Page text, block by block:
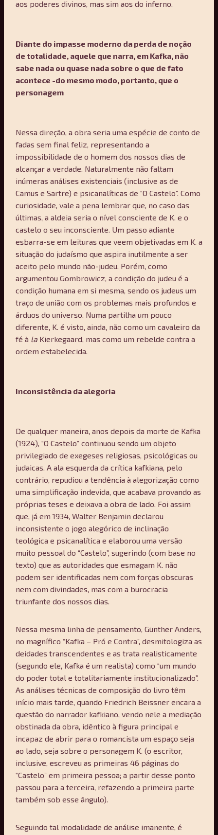
aos poderes divinos, mas sim aos do inferno.
Diante do impasse moderno da perda de noção
de totalidade, aquele que narra, em Kafka, não
sabe nada ou quase nada sobre o que de fato
acontece -do mesmo modo, portanto, que o
personagem
Nessa direção, a obra seria uma espécie de conto de
fadas sem final feliz, representando a
impossibilidade de o homem dos nossos dias de
alcançar a verdade. Naturalmente não faltam
inúmeras análises existenciais (inclusive as de
Camus e Sartre) e psicanalíticas de “O Castelo”. Como
curiosidade, vale a pena lembrar que, no caso das
últimas, a aldeia seria o nível consciente de K. e o
castelo o seu inconsciente. Um passo adiante
esbarra-se em leituras que veem objetivadas em K. a
situação do judaísmo que aspira inutilmente a ser
aceito pelo mundo não-judeu. Porém, como
argumentou Gombrowicz, a condição do judeu é a
condição humana em si mesma, sendo os judeus um
traço de união com os problemas mais profundos e
árduos do universo. Numa partilha um pouco
diferente, K. é visto, ainda, não como um cavaleiro da
fé à la Kierkegaard, mas como um rebelde contra a
ordem estabelecida.
Inconsistência da alegoria
De qualquer maneira, anos depois da morte de Kafka
(1924), “O Castelo” continuou sendo um objeto
privilegiado de exegeses religiosas, psicológicas ou
judaicas. A ala esquerda da crítica kafkiana, pelo
contrário, repudiou a tendência à alegorização como
uma simplificação indevida, que acabava provando as
próprias teses e deixava a obra de lado. Foi assim
que, já em 1934, Walter Benjamin declarou
inconsistente o jogo alegórico de inclinação
teológica e psicanalítica e elaborou uma versão
muito pessoal do “Castelo”, sugerindo (com base no
texto) que as autoridades que esmagam K. não
podem ser identificadas nem com forças obscuras
nem com divindades, mas com a burocracia
triunfante dos nossos dias.
Nessa mesma linha de pensamento, Günther Anders,
no magnífico “Kafka – Pró e Contra”, desmitologiza as
deidades transcendentes e as trata realisticamente
(segundo ele, Kafka é um realista) como “um mundo
do poder total e totalitariamente institucionalizado”.
As análises técnicas de composição do livro têm
início mais tarde, quando Friedrich Beissner encara a
questão do narrador kafkiano, vendo nele a mediação
obstinada da obra, idêntico à figura principal e
incapaz de abrir para o romancista um espaço seja
ao lado, seja sobre o personagem K. (o escritor,
inclusive, escreveu as primeiras 46 páginas do
“Castelo” em primeira pessoa; a partir desse ponto
passou para a terceira, refazendo a primeira parte
também sob esse ângulo).
Seguindo tal modalidade de análise imanente, é